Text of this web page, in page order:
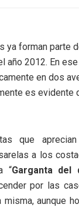
ya forman parte
2012. En ese
en dos
es evidente
que
a los
“Garganta del
por las
aunque